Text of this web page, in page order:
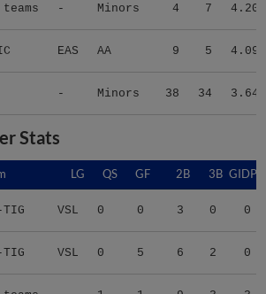
- Minors 4 7 4.20
EAS AA 9 5 4.09
- Minors 38 34 3.64
Stats
LG QS GF 2B 3B GIDP
TIG VSL 0 0 3 0 0
TIG VSL 0 5 6 2 0